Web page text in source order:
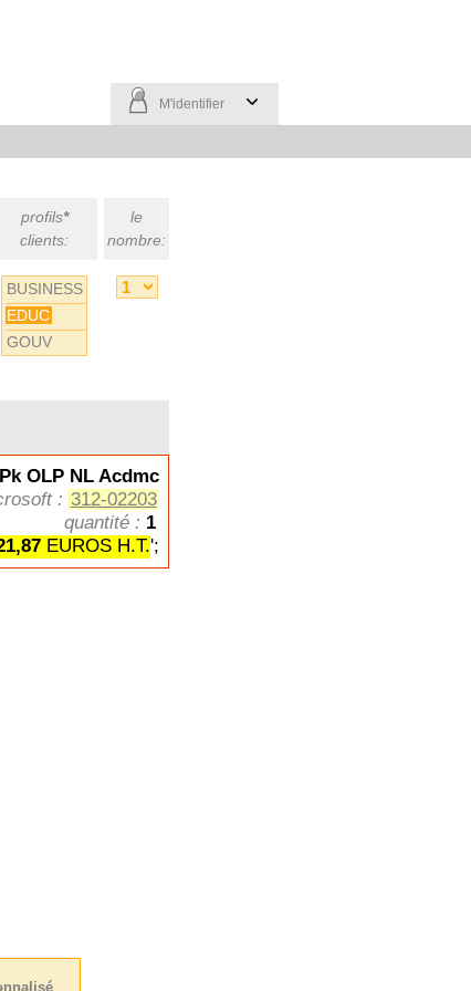
M'identifier
profils*
clients:
BUSINESS
EDUC
GOUV
le
nombre:
OLP NL Acdmc
: 312-02203
quantité : 1
EUROS H.T.';